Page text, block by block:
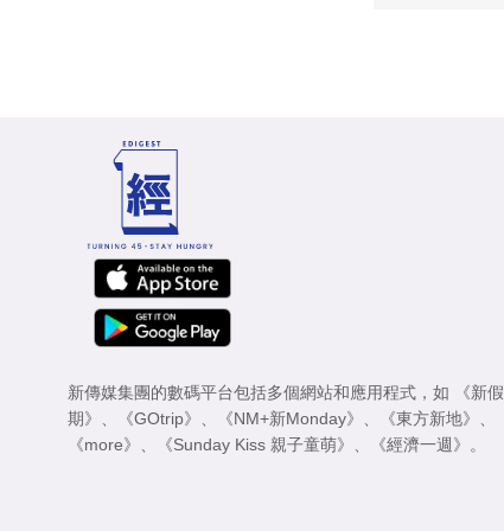
新傳媒集團的數碼平台包括多個網站和應用程式，如
《新假
期》 、 《GOtrip》 、 《NM+新Monday》 、 《東方新地》 、
《more》 、 《Sunday Kiss 親子童萌》 、 《經濟一週》 。